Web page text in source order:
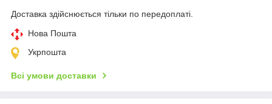
Доставка здійснюється тільки по передоплаті.
Нова Пошта
Укрпошта
Всі умови доставки